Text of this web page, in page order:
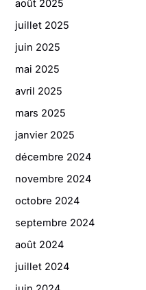
août 2025
juillet 2025
juin 2025
mai 2025
avril 2025
mars 2025
janvier 2025
décembre 2024
novembre 2024
octobre 2024
septembre 2024
août 2024
juillet 2024